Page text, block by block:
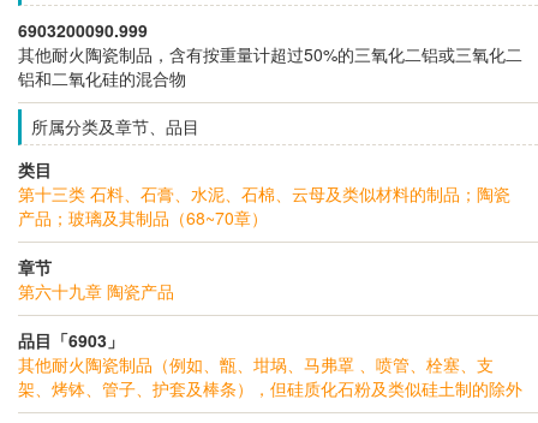
6903200090.999
其他耐火陶瓷制品，含有按重量计超过50%的三氧化二铝或三氧化二
铝和二氧化硅的混合物
所属分类及章节、品目
类目
第十三类 石料、石膏、水泥、石棉、云母及类似材料的制品；陶瓷
产品；玻璃及其制品（68~70章）
章节
第六十九章 陶瓷产品
品目「6903」
其他耐火陶瓷制品（例如、甑、坩埚、马弗罩 、喷管、栓塞、支
架、烤钵、管子、护套及棒条），但硅质化石粉及类似硅土制的除外